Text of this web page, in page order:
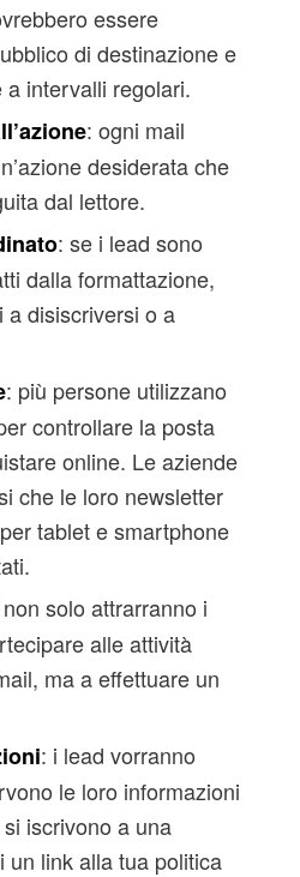
essere
di destinazione e
intervalli regolari.
: ogni mail
desiderata che
dal lettore.
: se i lead sono
dalla formattazione,
a disiscriversi o a
: più persone utilizzano
controllare la posta
online. Le aziende
che le loro newsletter
tablet e smartphone
solo attrarranno i
alle attività
ma a effettuare un
: i lead vorranno
le loro informazioni
iscrivono a una
un link alla tua politica